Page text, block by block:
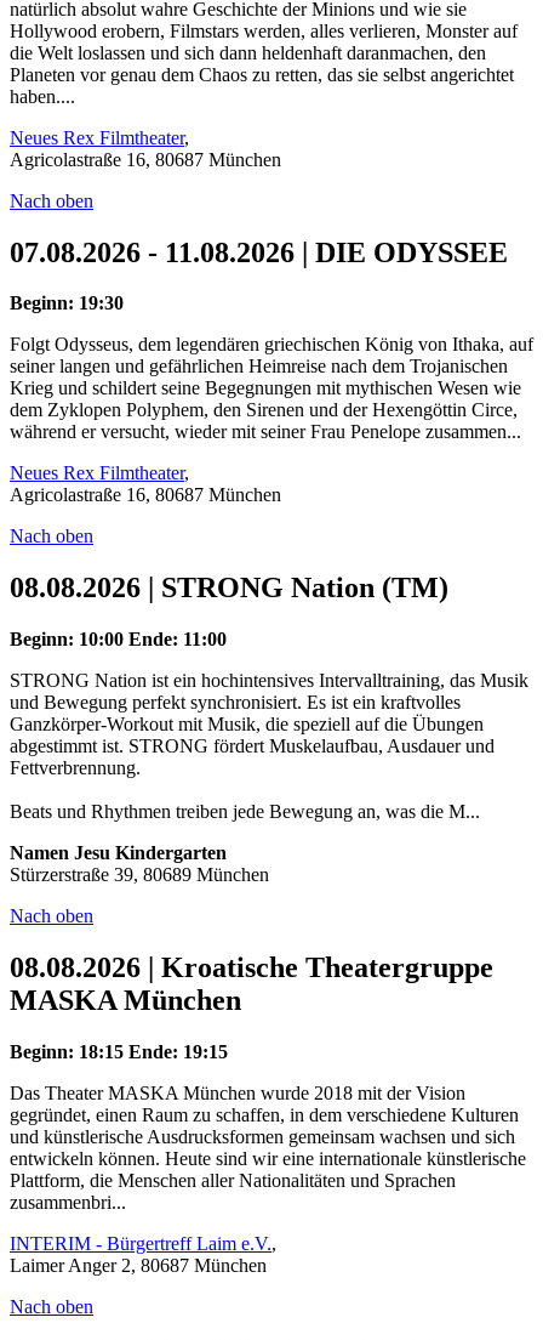
natürlich absolut wahre Geschichte der Minions und wie sie
Hollywood erobern, Filmstars werden, alles verlieren, Monster auf
die Welt loslassen und sich dann heldenhaft daranmachen, den
Planeten vor genau dem Chaos zu retten, das sie selbst angerichtet
haben....
Neues Rex Filmtheater,
Agricolastraße 16, 80687 München
Nach oben
07.08.2026 - 11.08.2026 | DIE ODYSSEE
Beginn: 19:30
Folgt Odysseus, dem legendären griechischen König von Ithaka, auf
seiner langen und gefährlichen Heimreise nach dem Trojanischen
Krieg und schildert seine Begegnungen mit mythischen Wesen wie
dem Zyklopen Polyphem, den Sirenen und der Hexengöttin Circe,
während er versucht, wieder mit seiner Frau Penelope zusammen...
Neues Rex Filmtheater,
Agricolastraße 16, 80687 München
Nach oben
08.08.2026 | STRONG Nation (TM)
Beginn: 10:00 Ende: 11:00
STRONG Nation ist ein hochintensives Intervalltraining, das Musik
und Bewegung perfekt synchronisiert. Es ist ein kraftvolles
Ganzkörper-Workout mit Musik, die speziell auf die Übungen
abgestimmt ist. STRONG fördert Muskelaufbau, Ausdauer und
Fettverbrennung.
Beats und Rhythmen treiben jede Bewegung an, was die M...
Namen Jesu Kindergarten
Stürzerstraße 39, 80689 München
Nach oben
08.08.2026 | Kroatische Theatergruppe
MASKA München
Beginn: 18:15 Ende: 19:15
Das Theater MASKA München wurde 2018 mit der Vision
gegründet, einen Raum zu schaffen, in dem verschiedene Kulturen
und künstlerische Ausdrucksformen gemeinsam wachsen und sich
entwickeln können. Heute sind wir eine internationale künstlerische
Plattform, die Menschen aller Nationalitäten und Sprachen
zusammenbri...
INTERIM - Bürgertreff Laim e.V.,
Laimer Anger 2, 80687 München
Nach oben